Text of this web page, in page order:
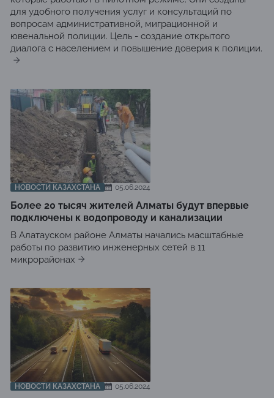
для удобного получения услуг и консультаций по
вопросам административной, миграционной и
ювенальной полиции. Цель - создание открытого
диалога с населением и повышение доверия к полиции.
НОВОСТИ КАЗАХСТАНА 05.06.2024
Более 20 тысяч жителей Алматы будут впервые
подключены к водопроводу и канализации
В Алатауском районе Алматы начались масштабные
работы по развитию инженерных сетей в 11
микрорайонах
НОВОСТИ КАЗАХСТАНА 05.06.2024